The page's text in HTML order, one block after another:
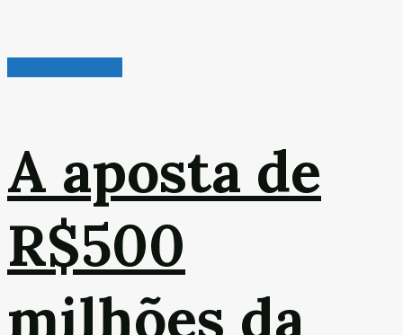
A aposta de
R$500
milhões da